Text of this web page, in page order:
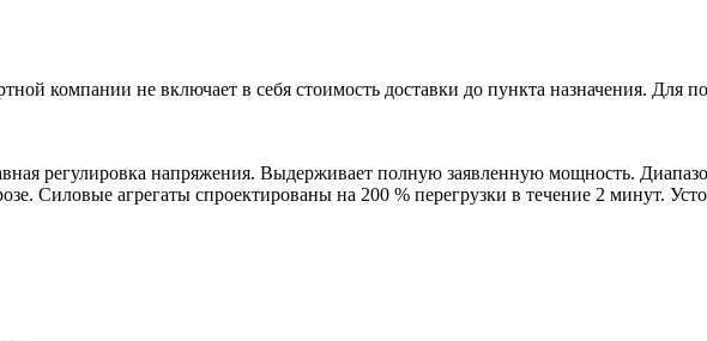
компании не включает в себя стоимость доставки до пункта назначения. Для
регулировка напряжения. Выдерживает полную заявленную мощность.
Силовые агрегаты спроектированы на 200 % перегрузки в течение 2 минут.